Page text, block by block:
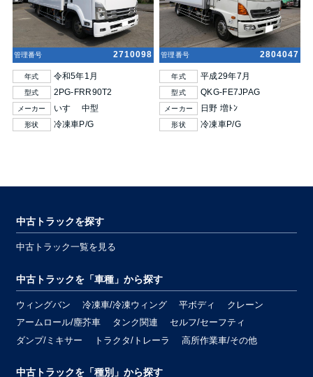
管理番号 2710098
年式 令和5年1月
型式 2PG-FRR90T2
メーカー いすゞ 中型
形状 冷凍車P/G
管理番号 2804047
年式 平成29年7月
型式 QKG-FE7JPAG
メーカー 日野 増ﾄﾝ
形状 冷凍車P/G
中古トラックを探す
中古トラック一覧を見る
中古トラックを「車種」から探す
ウィングバン 冷凍車/冷凍ウィング 平ボディ
クレーン
アームロール/塵芥車
タンク関連
セルフ/セーフティ
ダンプ/ミキサー
トラクタ/トレーラ 高所作業車/その他
中古トラックを「種別」から探す